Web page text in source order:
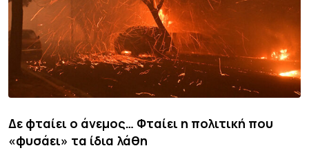
Δε φταίει ο άνεμος… Φταίει η πολιτική που
«φυσάει» τα ίδια λάθη